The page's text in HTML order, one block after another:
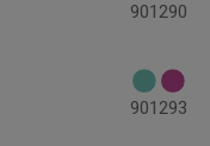
901290
901293